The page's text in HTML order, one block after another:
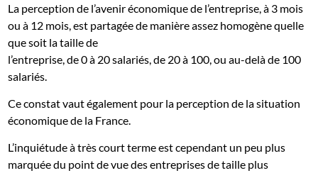
La perception de l’avenir économique de l’entreprise, à 3 mois
ou à 12 mois, est partagée de manière assez homogène quelle
que soit la taille de
l’entreprise, de 0 à 20 salariés, de 20 à 100, ou au-delà de 100
salariés.
Ce constat vaut également pour la perception de la situation
économique de la France.
L’inquiétude à très court terme est cependant un peu plus
marquée du point de vue des entreprises de taille plus